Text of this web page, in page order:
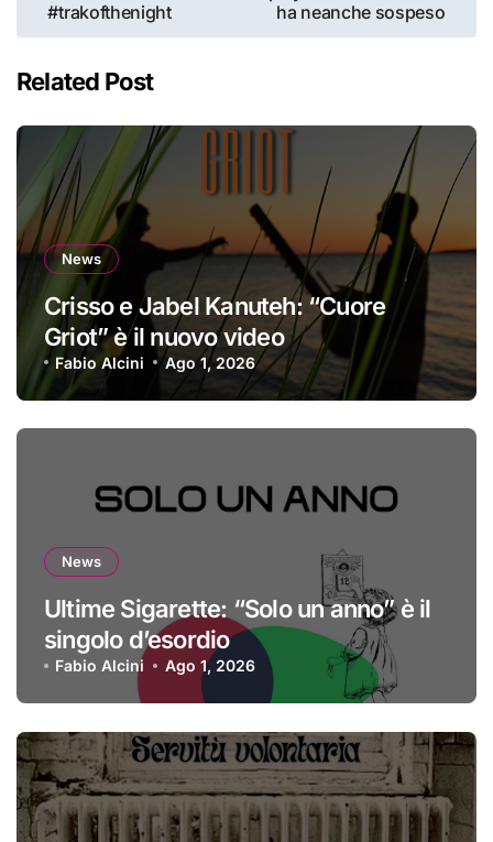
#trakofthenight
ha neanche sospeso
Related Post
News
Crisso e Jabel Kanuteh: “Cuore
Griot” è il nuovo video
Fabio Alcini Ago 1, 2026
News
Ultime Sigarette: “Solo un anno” è il
singolo d’esordio
Fabio Alcini Ago 1, 2026